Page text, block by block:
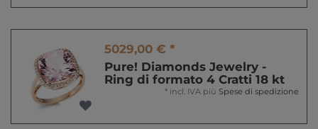
5029,00 € *
Pure! Diamonds Jewelry -
Ring di formato 4 Cratti 18 kt
* incl. IVA più Spese di spedizione